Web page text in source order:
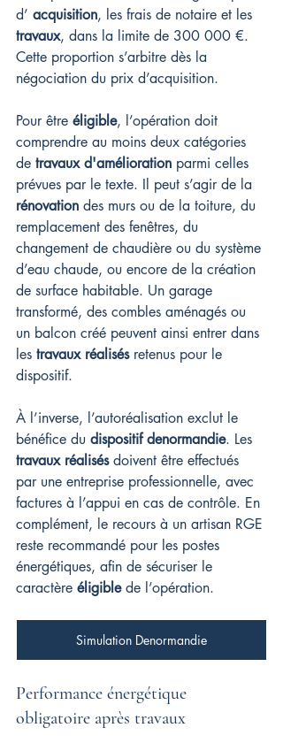
d’ acquisition, les frais de notaire et les
travaux, dans la limite de 300 000 €.
Cette proportion s’arbitre dès la
négociation du prix d’acquisition.
Pour être éligible, l’opération doit
comprendre au moins deux catégories
de travaux d'amélioration parmi celles
prévues par le texte. Il peut s’agir de la
rénovation des murs ou de la toiture, du
remplacement des fenêtres, du
changement de chaudière ou du système
d’eau chaude, ou encore de la création
de surface habitable. Un garage
transformé, des combles aménagés ou
un balcon créé peuvent ainsi entrer dans
les travaux réalisés retenus pour le
dispositif.
À l’inverse, l’autoréalisation exclut le
bénéfice du dispositif denormandie. Les
travaux réalisés doivent être effectués
par une entreprise professionnelle, avec
factures à l’appui en cas de contrôle. En
complément, le recours à un artisan RGE
reste recommandé pour les postes
énergétiques, afin de sécuriser le
caractère éligible de l’opération.
Simulation Denormandie
Performance énergétique
obligatoire après travaux